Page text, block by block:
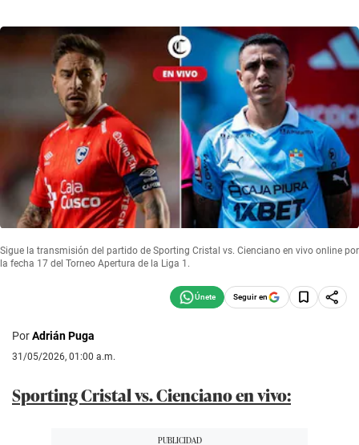
Sigue la transmisión del partido de Sporting Cristal vs. Cienciano en vivo online por
la fecha 17 del Torneo Apertura de la Liga 1.
Seguir en
PorAdrián Puga
31/05/2026, 01:00 a.m.
Sporting Cristal vs. Cienciano en vivo: